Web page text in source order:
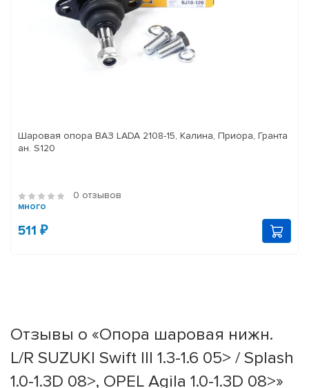
Шаровая опора ВАЗ LADA 2108-15, Калина, Приора, Гранта
ан. S120
0 отзывов
много
511 ₽
Отзывы о «Опора шаровая нижн.
L/R SUZUKI Swift III 1.3-1.6 05> / Splash
1.0-1.3D 08>, OPEL Agila 1.0-1.3D 08>»